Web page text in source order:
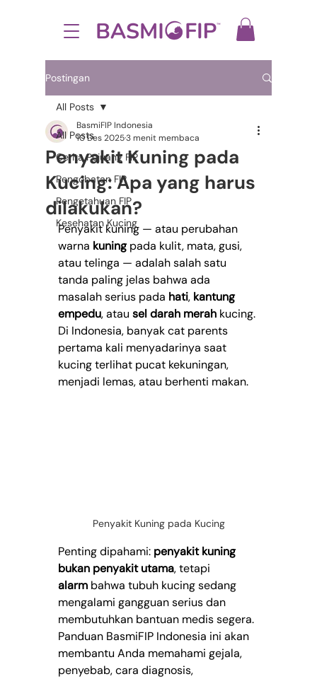
Postingan
All Posts
Cerita Pejuang FIP
Pengobatan FIP
Pengetahuan FIP
Kesehatan Kucing
All Posts
Penyakit Kuning pada
Kucing: Apa yang harus
dilakukan?
BasmiFIP Indonesia
10 Des 20253 menit membaca
Penyakit kuning — atau perubahan
warna kuning pada kulit, mata, gusi,
atau telinga — adalah salah satu
tanda paling jelas bahwa ada
masalah serius pada hati, kantung
empedu, atau sel darah merah kucing.
Di Indonesia, banyak cat parents
pertama kali menyadarinya saat
kucing terlihat pucat kekuningan,
menjadi lemas, atau berhenti makan.
Penyakit Kuning pada Kucing
Penting dipahami: penyakit kuning
bukan penyakit utama, tetapi
alarm bahwa tubuh kucing sedang
mengalami gangguan serius dan
membutuhkan bantuan medis segera.
Panduan BasmiFIP Indonesia ini akan
membantu Anda memahami gejala,
penyebab, cara diagnosis,